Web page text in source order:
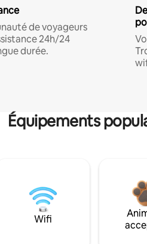
de voyageurs
24h/24
durée.
Équipements
Wifi